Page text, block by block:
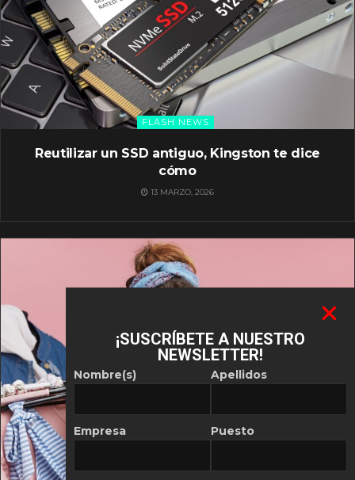
FLASH NEWS
Reutilizar un SSD antiguo, Kingston te dice
cómo
13 MARZO, 2026
¡SUSCRÍBETE A NUESTRO
NEWSLETTER!
Nombre(s)
Empresa
Apellidos
Puesto